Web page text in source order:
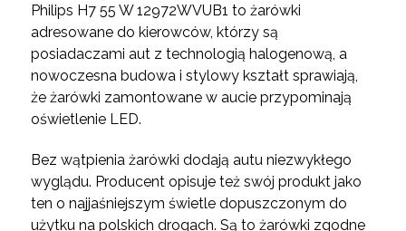
Philips H7 55 W 12972WVUB1 to żarówki
adresowane do kierowców, którzy są
posiadaczami aut z technologią halogenową, a
nowoczesna budowa i stylowy kształt sprawiają,
że żarówki zamontowane w aucie przypominają
oświetlenie LED.
Bez wątpienia żarówki dodają autu niezwykłego
wyglądu. Producent opisuje też swój produkt jako
ten o najjaśniejszym świetle dopuszczonym do
użytku na polskich drogach. Są to żarówki zgodne